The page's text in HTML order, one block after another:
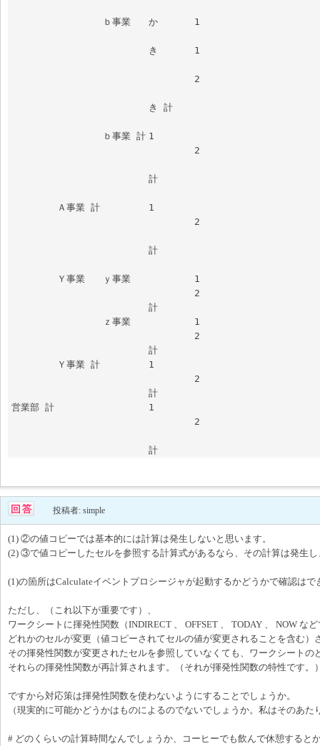
営業部 計			1
投稿者: simple
(1) ②の値コピーでは基本的には計算は発生しないと思います。
(2) ③で値コピーしたセルを参照する計算式があるなら、その計算は発生し
(1)の箇所はCalculateイベントプロシージャが起動するかどうかで確認はで
ただし、（これ以下が重要です）、
ワークシートに揮発性関数（INDIRECT 、 OFFSET 、 TODAY 、 NOW な
どれかのセルが変更（値コピーされてセルの値が変更されることを含む）
その揮発性関数が変更されたセルを参照していなくても、ワークシートの
それらの揮発性関数が再計算されます。（それが揮発性関数の特性です。
ですから対応策は揮発性関数を使わないようにすることでしょうか。
（現実的に可能かどうかはものによるのでないでしょうか。私はそのあた
# どのくらいの計算時間なんでしょうか、コーヒーでも飲んで休憩すると